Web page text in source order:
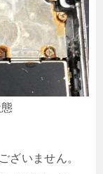
ざいません。